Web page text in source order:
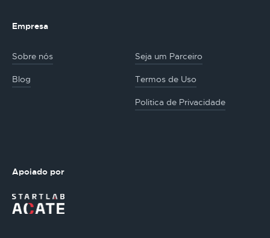
Empresa
Sobre nós Seja um Parceiro
Blog Termos de Uso
Politica de Privacidade
Apoiado por